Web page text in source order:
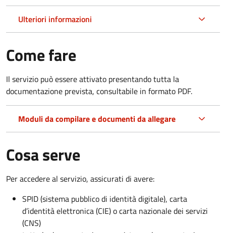
Ulteriori informazioni
Come fare
Il servizio può essere attivato presentando tutta la
documentazione prevista, consultabile in formato PDF.
Moduli da compilare e documenti da allegare
Cosa serve
Per accedere al servizio, assicurati di avere:
SPID (sistema pubblico di identità digitale), carta
d’identità elettronica (CIE) o carta nazionale dei servizi
(CNS)